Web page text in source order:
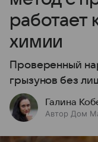
работает
химии
Проверенный
грызунов без
Галина
Автор Дом